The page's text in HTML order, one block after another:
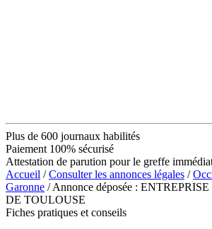
Plus de 600 journaux habilités
Paiement 100% sécurisé
Attestation de parution pour le greffe
Accueil /Consulter les annonces légales /
Garonne / Annonce déposée :
DE TOULOUSE
Fiches pratiques et conseils